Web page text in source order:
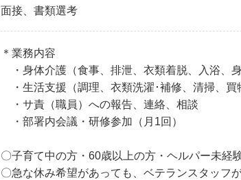
面接、書類選考
＊業務内容
・身体介護（食事、排泄、衣類着脱、入浴、
・生活支援（調理、衣類洗濯･補修、清掃、買
・サ責（職員）への報告、連絡、相談
・部署内会議・研修参加（月1回）
〇子育て中の方・60歳以上の方・ヘルパー未経
〇急な休み希望があっても、ベテランスタッフ